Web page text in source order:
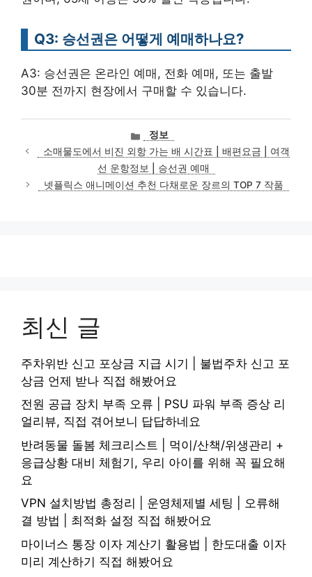
Q3: 승선권은 어떻게 예매하나요?
A3: 승선권은 온라인 예매, 전화 예매, 또는 출발
30분 전까지 현장에서 구매할 수 있습니다.
카
테
고
리
정보
소매물도에서 비진 외항 가는 배 시간표 | 배편요금 | 여객
선 운항정보 | 승선권 예매
넷플릭스 애니메이션 추천 다채로운 장르의 TOP 7 작품
최신 글
주차위반 신고 포상금 지급 시기 | 불법주차 신고 포
상금 언제 받나 직접 해봤어요
전원 공급 장치 부족 오류 | PSU 파워 부족 증상 리
얼리뷰, 직접 겪어보니 답답하네요
반려동물 돌봄 체크리스트 | 먹이/산책/위생관리 +
응급상황 대비 체험기, 우리 아이를 위해 꼭 필요해
요
VPN 설치방법 총정리 | 운영체제별 세팅 | 오류해
결 방법 | 최적화 설정 직접 해봤어요
마이너스 통장 이자 계산기 활용법 | 한도대출 이자
미리 계산하기 직접 해봤어요